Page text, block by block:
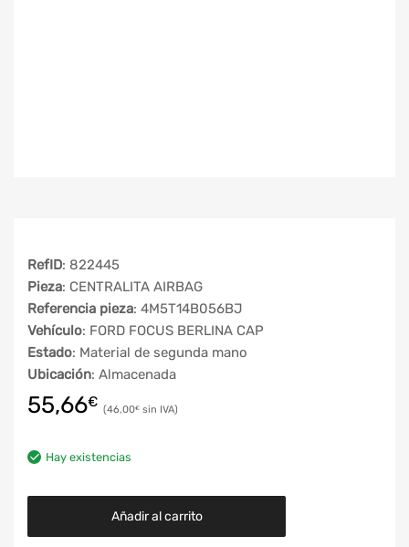
RefID: 822445
Pieza: CENTRALITA AIRBAG
Referencia pieza: 4M5T14B056BJ
Vehículo: FORD FOCUS BERLINA CAP
Estado: Material de segunda mano
Ubicación: Almacenada
55,66€ 46,00€
Hay existencias
Añadir al carrito